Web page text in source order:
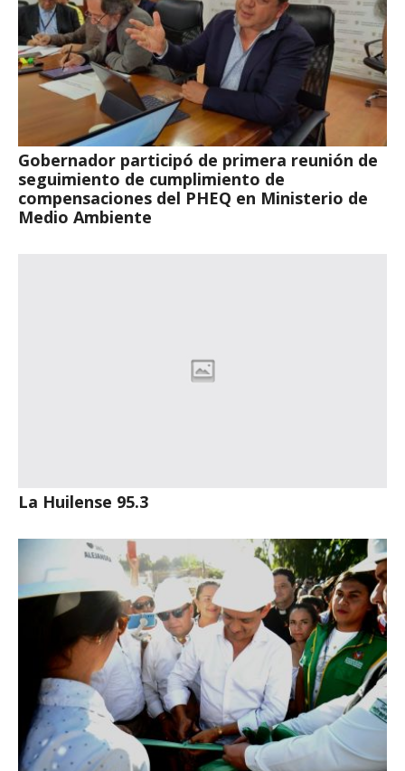
Gobernador participó de primera reunión de
seguimiento de cumplimiento de
compensaciones del PHEQ en Ministerio de
Medio Ambiente
La Huilense 95.3